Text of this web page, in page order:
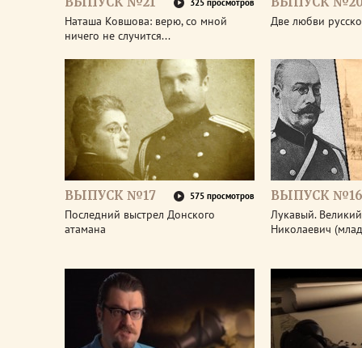
325 просмотров
Наташа Ковшова: верю, со мной
ничего не случится...
Две любви
ВЫПУСК №17 575 просмотров
Последний выстрел Донского
атамана
ВЫПУСК №16
Лукавый.
Николаевич